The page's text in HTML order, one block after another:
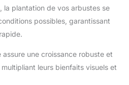
la plantation de vos arbustes se
possibles, garantissant
assure une croissance robuste et
leurs bienfaits visuels et